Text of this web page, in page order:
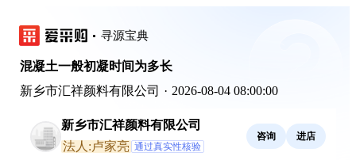
寻源宝典
混凝土一般初凝时间为多长
新乡市汇祥颜料有限公司 · 2026-08-04 08:00:00
新乡市汇祥颜料有限公司
法人:卢家亮 通过真实性核验
咨询 进店